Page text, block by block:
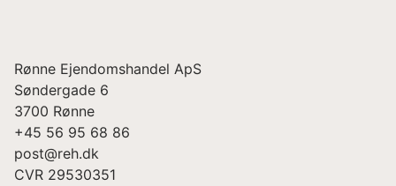
Rønne Ejendomshandel ApS
Søndergade 6
3700 Rønne
+45 56 95 68 86
post@reh.dk
CVR 29530351